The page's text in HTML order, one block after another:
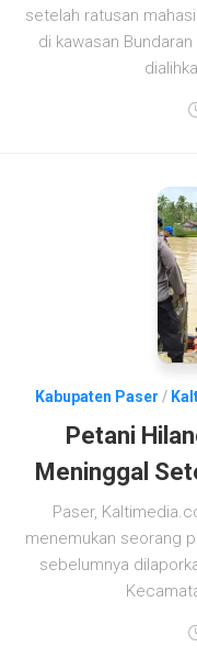
setelah ratusan
di kawasan
Kabupaten Paser /
Petani
Meninggal
Paser,
menemukan seorang
sebelumnya